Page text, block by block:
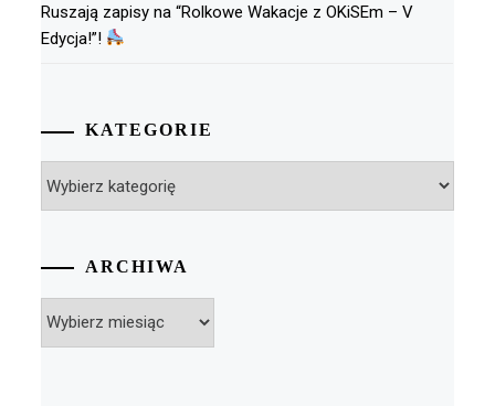
Ruszają zapisy na “Rolkowe Wakacje z OKiSEm – V
Edycja!”!
KATEGORIE
ARCHIWA